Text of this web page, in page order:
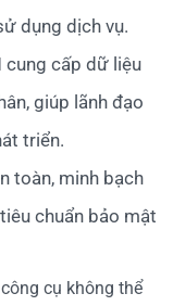
dụng dịch vụ.
cung cấp dữ liệu
giúp lãnh đạo
triển.
toàn, minh bạch
chuẩn bảo mật
cụ không thể